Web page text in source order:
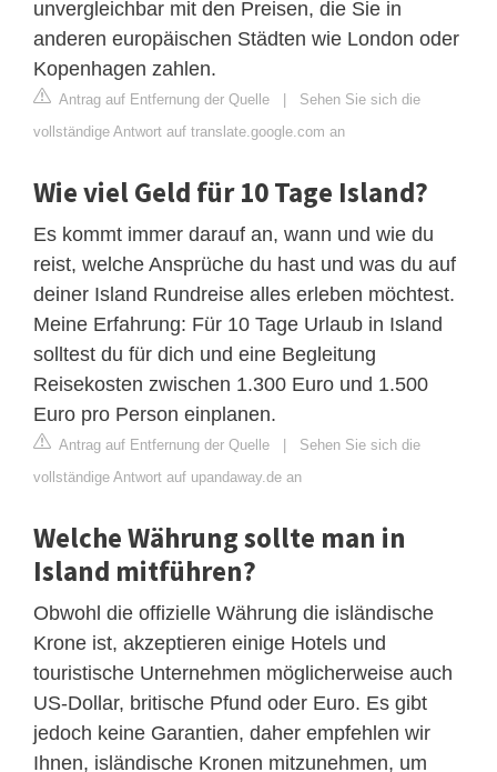
unvergleichbar mit den Preisen, die Sie in
anderen europäischen Städten wie London oder
Kopenhagen zahlen.
Antrag auf Entfernung der Quelle | Sehen Sie sich die
vollständige Antwort auf translate.google.com an
Wie viel Geld für 10 Tage Island?
Es kommt immer darauf an, wann und wie du
reist, welche Ansprüche du hast und was du auf
deiner Island Rundreise alles erleben möchtest.
Meine Erfahrung: Für 10 Tage Urlaub in Island
solltest du für dich und eine Begleitung
Reisekosten zwischen 1.300 Euro und 1.500
Euro pro Person einplanen.
Antrag auf Entfernung der Quelle | Sehen Sie sich die
vollständige Antwort auf upandaway.de an
Welche Währung sollte man in
Island mitführen?
Obwohl die offizielle Währung die isländische
Krone ist, akzeptieren einige Hotels und
touristische Unternehmen möglicherweise auch
US-Dollar, britische Pfund oder Euro. Es gibt
jedoch keine Garantien, daher empfehlen wir
Ihnen, isländische Kronen mitzunehmen, um